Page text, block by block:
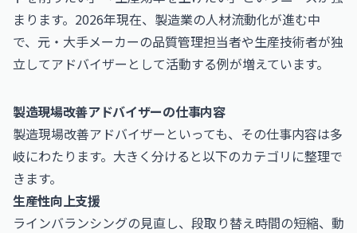
まります。2026年現在、製造業の人材流動化が進む中
で、元・大手メーカーの品質管理担当者や生産技術者が独
立してアドバイザーとして活動する例が増えています。
製造現場改善アドバイザーの仕事内容
製造現場改善アドバイザーといっても、その仕事内容は多
岐にわたります。大きく分けると以下のカテゴリに整理で
きます。
生産性向上支援
ラインバランシングの見直し、段取り替え時間の短縮、動